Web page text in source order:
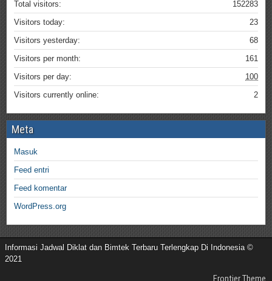
152283
Total visitors:
23
Visitors today:
68
Visitors yesterday:
161
Visitors per month:
100
Visitors per day:
2
Visitors currently online:
Meta
Masuk
Feed entri
Feed komentar
WordPress.org
Informasi Jadwal Diklat dan Bimtek Terbaru Terlengkap Di Indonesia ©
2021
Frontier Theme